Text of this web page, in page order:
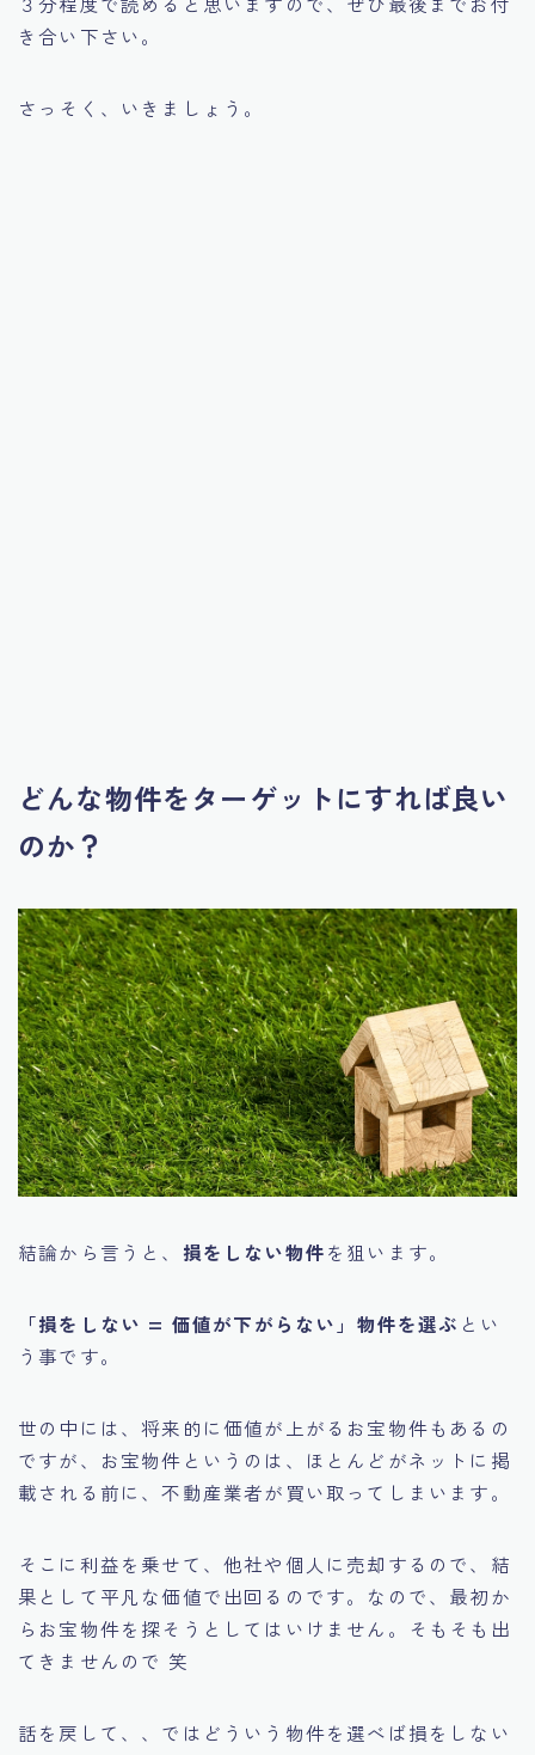
き合い下さい。
さっそく、いきましょう。
どんな物件をターゲットにすれば良い
のか？
結論から言うと、 損をしない物件を狙います。
「損をしない = 価値が下がらない」物件を選ぶ とい
う事です。
世の中には、将来的に価値が上がるお宝物件もあるの
ですが、お宝物件というのは、ほとんどがネットに掲
載される前に、不動産業者が買い取ってしまいます。
そこに利益を乗せて、他社や個人に売却するので、結
果として平凡な価値で出回るのです。なので、最初か
らお宝物件を探そうとしてはいけません。そもそも出
てきませんので 笑
話を戻して、、ではどういう物件を選べば損をしない